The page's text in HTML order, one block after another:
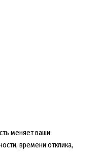
меняет ваши
времени отклика,